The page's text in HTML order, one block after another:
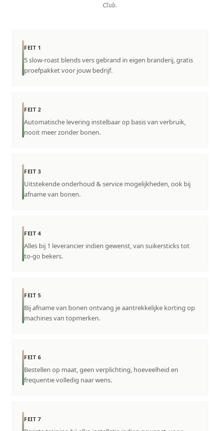
Club.
FEIT 1
5 slow-roast blends vers gebrand in eigen branderij, gratis
proefpakket voor jouw bedrijf.
FEIT 2
Automatische levering instelbaar op basis van verbruik,
nooit meer zonder bonen.
FEIT 3
Uitstekende onderhoud & service mogelijkheden, ook bij
afname van bonen.
FEIT 4
Alles bij 1 leverancier indien gewenst, van suikersticks tot
to-go bekers.
FEIT 5
Bij afname van bonen ontvang je aantrekkelijke korting op
machines van topmerken.
FEIT 6
Bestellen op maat, geen verplichting, hoeveelheid en
frequentie volledig naar wens.
FEIT 7